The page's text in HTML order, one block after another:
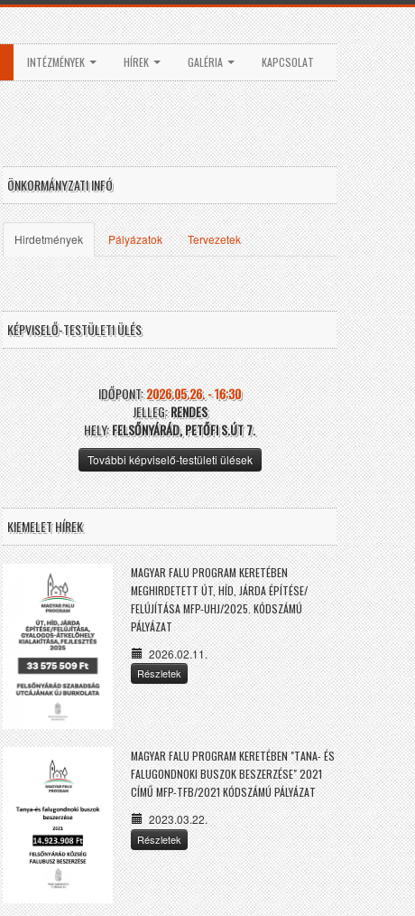
INTÉZMÉNYEK HÍREK GALÉRIA KAPCSOLAT
ÖNKORMÁNYZATI INFÓ
Hirdetmények Pályázatok Tervezetek
KÉPVISELŐ-TESTÜLETI ÜLÉS
IDŐPONT:2026.05.26. - 16:30
JELLEG:RENDES
HELY:FELSŐNYÁRÁD, PETŐFI S.ÚT 7.
További képviselő-testületi ülések
KIEMELET HÍREK
MAGYAR FALU PROGRAM KERETÉBEN
MEGHIRDETETT ÚT, HÍD, JÁRDA ÉPÍTÉSE/
FELÚJÍTÁSA MFP-UHJ/2025. KÓDSZÁMÚ
PÁLYÁZAT
2026.02.11.
Részletek
MAGYAR FALU PROGRAM KERETÉBEN "TANA- ÉS
FALUGONDNOKI BUSZOK BESZERZÉSE" 2021
CÍMŰ MFP-TFB/2021 KÓDSZÁMÚ PÁLYÁZAT
2023.03.22.
Részletek